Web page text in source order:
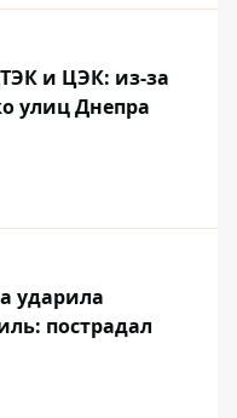
и ЦЭК: из-за
улиц Днепра
ударила
пострадал